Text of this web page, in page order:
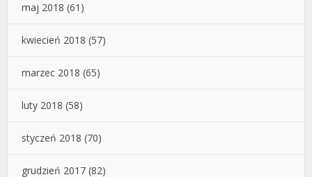
maj 2018 (61)
kwiecień 2018 (57)
marzec 2018 (65)
luty 2018 (58)
styczeń 2018 (70)
grudzień 2017 (82)